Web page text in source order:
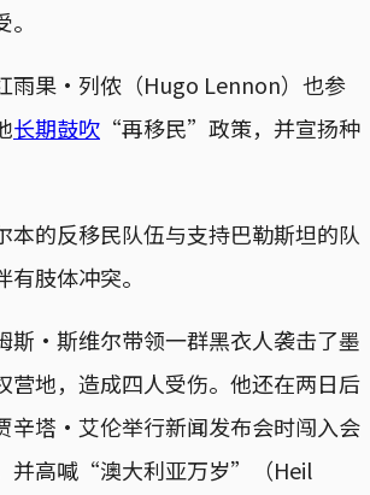
雨果·列侬（Hugo Lennon）也参
长期鼓吹 “再移民”政策，并宣扬种
本的反移民队伍与支持巴勒斯坦的队
有肢体冲突。
斯·斯维尔带领一群黑衣人袭击了墨
营地，造成四人受伤。他还在两日后
辛塔·艾伦举行新闻发布会时闯入会
并高喊“澳大利亚万岁”（Heil